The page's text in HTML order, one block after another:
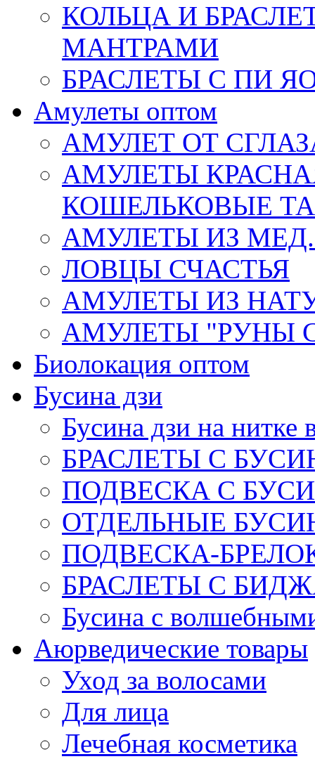
КОЛЬЦА И
МАНТРАМИ
БРАСЛЕТЫ С ПИ
Амулеты оптом
АМУЛЕТ ОТ
АМУЛЕТЫ
КОШЕЛЬКОВЫЕ
АМУЛЕТЫ ИЗ
ЛОВЦЫ СЧАСТЬЯ
АМУЛЕТЫ ИЗ
АМУЛЕТЫ "РУНЫ
Биолокация оптом
Бусина дзи
Бусина дзи на нитке
БРАСЛЕТЫ С
ПОДВЕСКА С
ОТДЕЛЬНЫЕ
ПОДВЕСКА-
БРАСЛЕТЫ С
Бусина с
Аюрведические товары
Уход за волосами
Для лица
Лечебная косметика